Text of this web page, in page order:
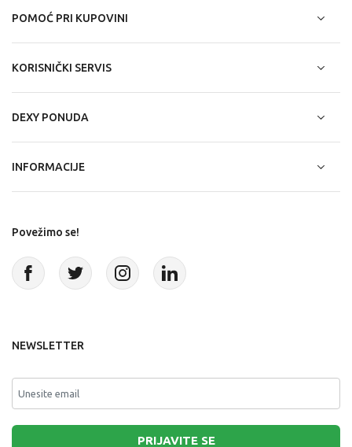
POMOĆ PRI KUPOVINI
KORISNIČKI SERVIS
DEXY PONUDA
INFORMACIJE
Povežimo se!
NEWSLETTER
PRIJAVITE SE